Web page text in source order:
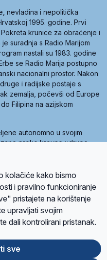
nevladina i nepolitička
1995. godine. Prvi
krunice za obraćenje i
suradnja s Radio Marijom
nastali su 1983. godine
se Radio Marija postupno
nacionalni prostor. Nakon
i radijske postaje s
zemalja, počevši od Europe
Filipina na azijskom
autonomno u svojim
preko krovne udruge
je sedam članica, među
Marija.
KontaktPravila privatnosti
reCAPTCHA sustavom
kolačiće kako bismo
i pravilno funkcioniranje
pristajete na korištenje
upravljati svojim
dali kontrolirani pristanak.
sve